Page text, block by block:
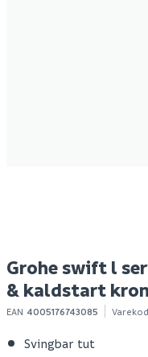
Grohe swift l
& kaldstart
EAN 4005176743085
Svingbar tut